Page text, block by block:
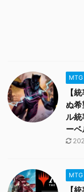
MTG
【
ぬ希
ル統
ーベ
MTG
【